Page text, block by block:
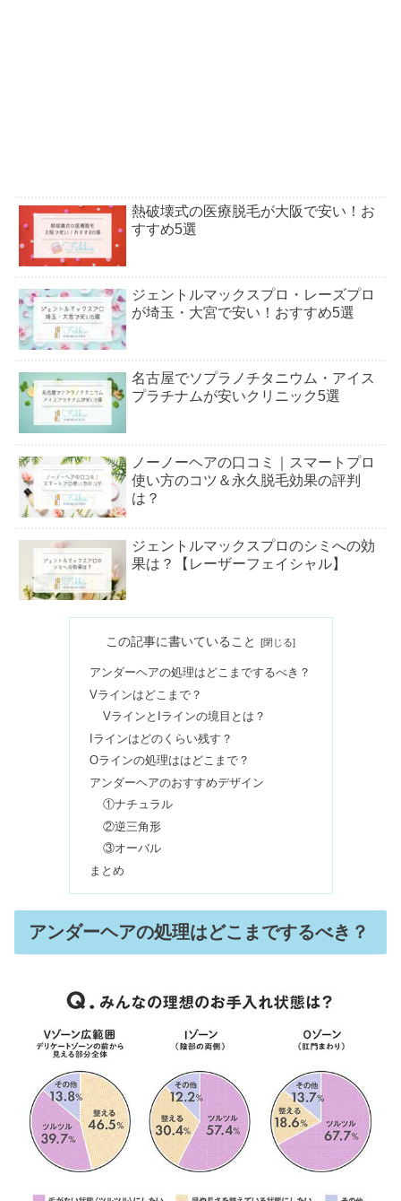
熱破壊式の医療脱毛が大阪で安い！お
すすめ5選
ジェントルマックスプロ・レーズプロ
が埼玉・大宮で安い！おすすめ5選
名古屋でソプラノチタニウム・アイス
プラチナムが安いクリニック5選
ノーノーヘアの口コミ｜スマートプロ
使い方のコツ＆永久脱毛効果の評判
は？
ジェントルマックスプロのシミへの効
果は？【レーザーフェイシャル】
おすすめ5選
神奈川・横浜でジェントルマックスプ
ロが安い6選｜川崎・藤沢も
ジェントルマックスプロの口コミ！効
果ない？抜けるまでの回数も
が高い機械のクリニック5選
熱破壊式の医療脱毛in福岡｜安いクリ
アンダーヘア処理でチクチクしない方
法｜長い毛の切り方【セルフ】
この記事に書いていること
アンダーヘアの処理はどこまでするべき？
Vラインはどこまで？
VラインとIラインの境目とは？
Iラインはどのくらい残す？
Oラインの処理ははどこまで？
アンダーヘアのおすすめデザイン
①ナチュラル
②逆三角形
③オーバル
まとめ
アンダーヘアの処理はどこまでするべき？